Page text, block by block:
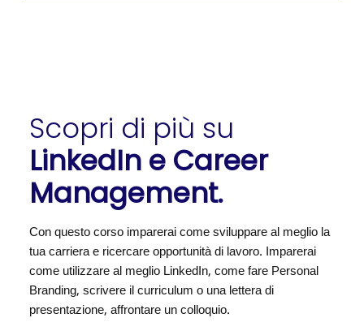
Scopri di più su
LinkedIn e Career
Management.
Con questo corso imparerai come sviluppare al meglio la
tua carriera e ricercare opportunità di lavoro. Imparerai
come utilizzare al meglio LinkedIn, come fare Personal
Branding, scrivere il curriculum o una lettera di
presentazione, affrontare un colloquio.